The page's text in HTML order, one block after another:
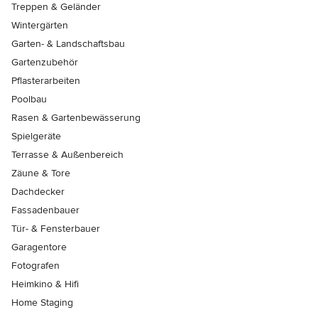
Treppen & Geländer
Wintergärten
Garten- & Landschaftsbau
Gartenzubehör
Pflasterarbeiten
Poolbau
Rasen & Gartenbewässerung
Spielgeräte
Terrasse & Außenbereich
Zäune & Tore
Dachdecker
Fassadenbauer
Tür- & Fensterbauer
Garagentore
Fotografen
Heimkino & Hifi
Home Staging